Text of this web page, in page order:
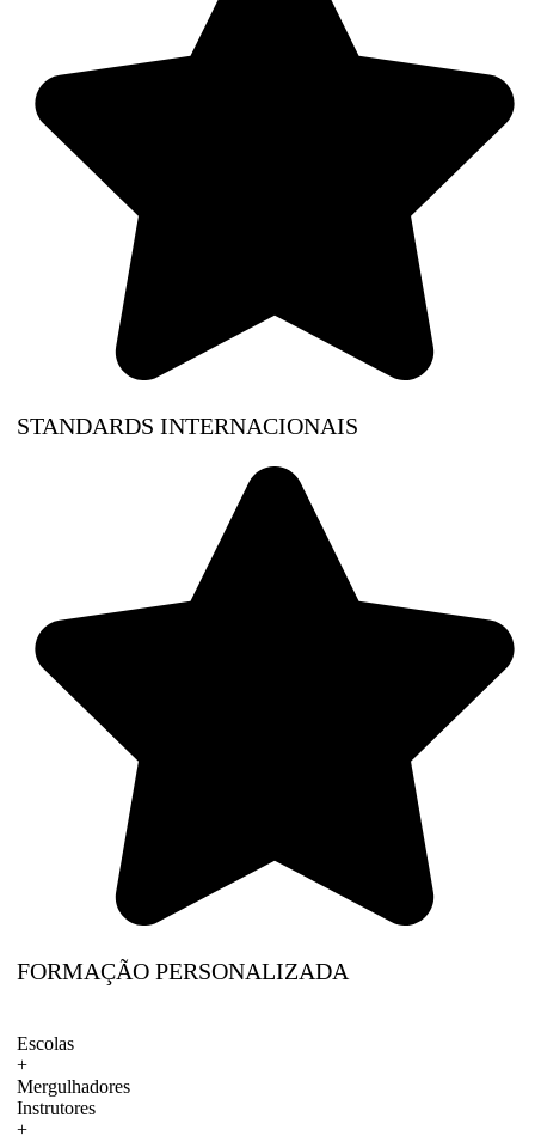
STANDARDS INTERNACIONAIS
FORMAÇÃO PERSONALIZADA
Escolas
+
Mergulhadores
Instrutores
+